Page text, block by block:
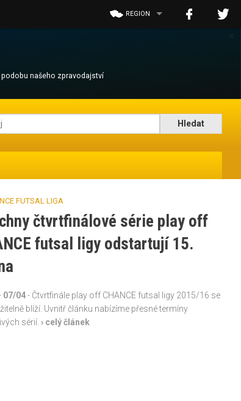
našeho zpravodajství
REGION
FUTSAL LIGA
čtvrtfinálové série play off
futsal ligy odstartují 15.
07/04 - Čtvrtfinále play off CHANCE futsal ligy 2015/16 se
blíží. Uvnitř článku nabízíme přesné termíny
sérií. › celý článek